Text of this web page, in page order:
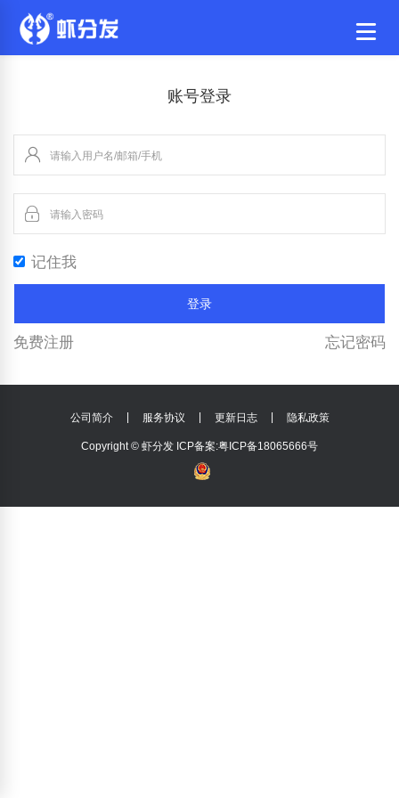
账号登录
记住我
登录
免费注册 忘记密码
公司简介 服务协议 更新日志 隐私政策
Copyright © 虾分发 ICP备案:粤ICP备18065666号